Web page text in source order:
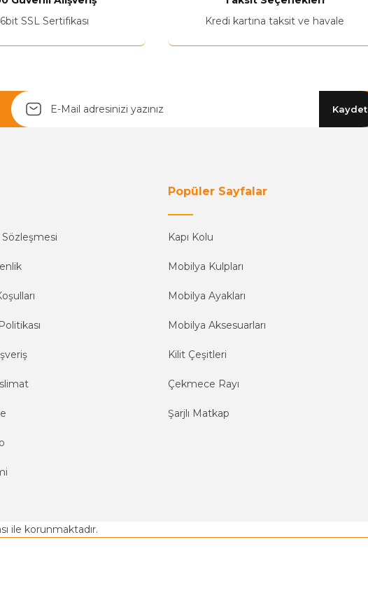
SSL Sertifikası
Kredi kartına taksit ve havale
Kaydet
Sözleşmesi
Popüler Sayfalar
Kapı Kolu
Mobilya Kulpları
Mobilya Ayakları
Mobilya Aksesuarları
Kilit Çeşitleri
Çekmece Rayı
Şarjlı Matkap
ile korunmaktadır.